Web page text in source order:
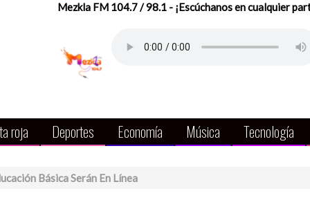
Mezkla FM 104.7 / 98.1 - ¡Escúchanos en cualquier
roja Deportes Economía Música Tecnología
Básica Serán En Línea